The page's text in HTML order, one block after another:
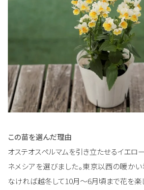
この苗を選んだ理由
オステオスペルマムを引き立たせるイエロ
ネメシアを選びました。東京以西の暖か
なければ越冬して10月～6月頃まで花を楽